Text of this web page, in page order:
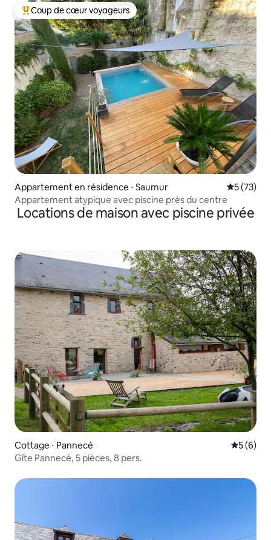
Coups de cœur voyageurs les plus appréciés
Coup de cœur voyageurs
Appartement en résidence ⋅ Saumur
5 (73)
Appartement atypique avec piscine près du centre
Locations de maison avec piscine privée
Cottage ⋅ Pannecé
5 (6)
Gîte Pannecé, 5 pièces, 8 pers.